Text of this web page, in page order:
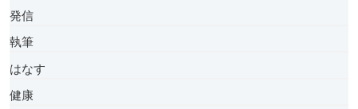
発信
執筆
はなす
健康